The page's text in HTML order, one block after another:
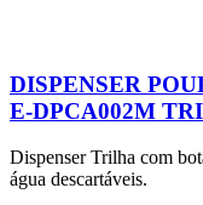
DISPENSER
E-DPCA002M
Dispenser Trilha com
água descartáveis.